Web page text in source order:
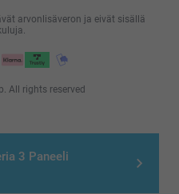
3 Paneeli
All rights reserved
arvonlisäveron ja eivät sisällä